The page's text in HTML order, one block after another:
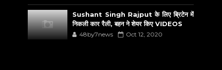
Sushant Singh Rajput के लिए ब्रिटेन में
निकली कार रैली, बहन ने शेयर किए VIDEOS
48by7news Oct 12, 2020